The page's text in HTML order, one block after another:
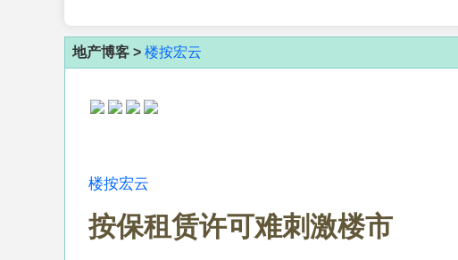
地产博客 > 楼按宏云
楼按宏云
按保租赁许可难刺激楼市